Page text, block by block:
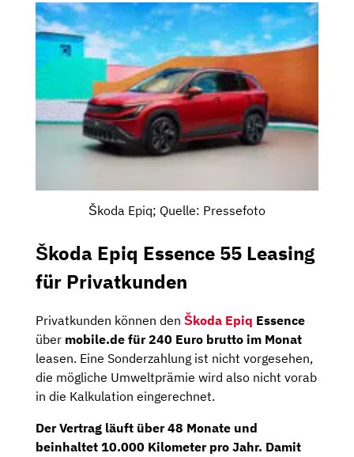
Škoda Epiq; Quelle: Pressefoto
Škoda Epiq Essence 55 Leasing
für Privatkunden
Privatkunden können den Škoda Epiq Essence
über mobile.de für 240 Euro brutto im Monat
leasen. Eine Sonderzahlung ist nicht vorgesehen,
die mögliche Umweltprämie wird also nicht vorab
in die Kalkulation eingerechnet.
Der Vertrag läuft über 48 Monate und
beinhaltet 10.000 Kilometer pro Jahr. Damit